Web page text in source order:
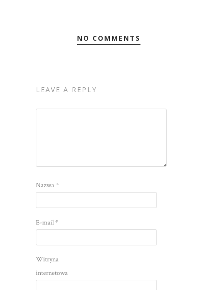
NO COMMENTS
LEAVE A REPLY
Nazwa*
E-mail*
Witryna
internetowa